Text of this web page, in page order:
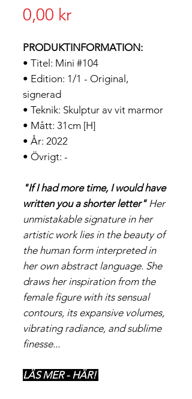
0,00 krPris
PRODUKTINFORMATION:
• Titel: Mini #104
• Edition: 1/1 - Original,
signerad
• Teknik: Skulptur av vit marmor
• Mått: 31cm [H]
• År: 2022
• Övrigt: -
"If I had more time, I would have
written you a shorter letter"Her
unmistakable signature in her
artistic work lies in the beauty of
the human form interpreted in
her own abstract language. She
draws her inspiration from the
female figure with its sensual
contours, its expansive volumes,
vibrating radiance, and sublime
finesse...
LÄS MER - HÄR!